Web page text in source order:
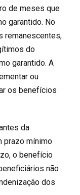
de meses que
garantido. No
remanescentes,
do
garantido. A
ou
os benefícios
da
prazo mínimo
o benefício
não
dos